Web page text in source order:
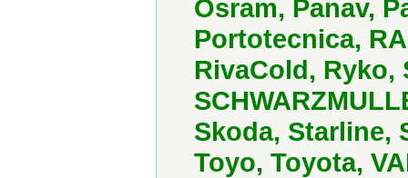
Osram, Panav,
Portotecnica,
RivaCold, Ryko,
Skoda, Starline,
Toyo, Toyota,